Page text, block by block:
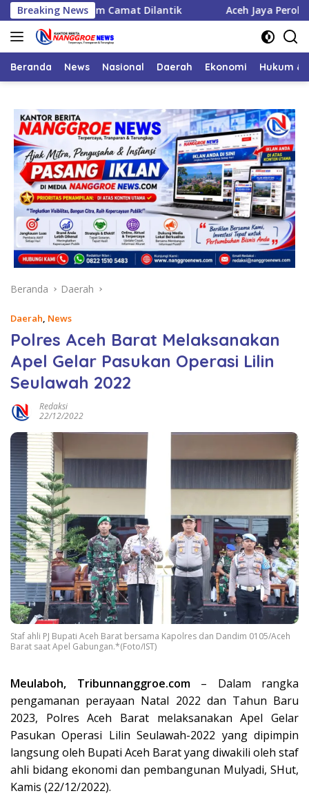
Langsung
ke
konten
Breaking News
Enam Camat Dilantik Aceh Jaya Peroleh Bantuan
Beranda News Nasional Daerah Ekonomi Hukum &
Beranda Daerah
Daerah News
Polres Aceh Barat Melaksanakan
Apel Gelar Pasukan Operasi Lilin
Seulawah 2022
Redaksi
22/12/2022
Staf ahli PJ Bupati Aceh Barat bersama Kapolres dan Dandim 0105/Aceh
Barat saat Apel Gabungan.*(Foto/IST)
Meulaboh, Tribunnanggroe.com– Dalam rangka
pengamanan perayaan Natal 2022 dan Tahun Baru
2023, Polres Aceh Barat melaksanakan Apel Gelar
Pasukan Operasi Lilin Seulawah-2022 yang dipimpin
langsung oleh Bupati Aceh Barat yang diwakili oleh staf
ahli bidang ekonomi dan pembangunan Mulyadi, SHut,
Kamis (22/12/2022).